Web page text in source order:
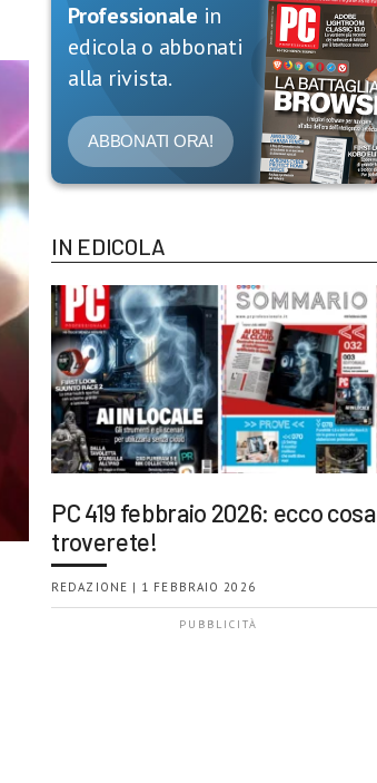
Professionale in
edicola o abbonati
alla rivista.
ABBONATI ORA!
IN EDICOLA
PC 419 febbraio 2026: ecco cosa
troverete!
REDAZIONE | 1 FEBBRAIO 2026